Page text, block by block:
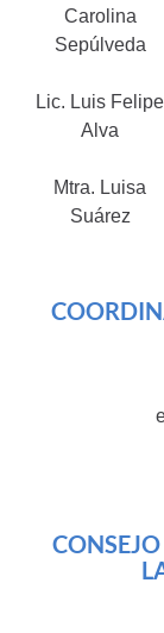
Carolina
Sepúlveda
Lic. Luis Felipe
Alva
Mtra. Luisa
Suárez